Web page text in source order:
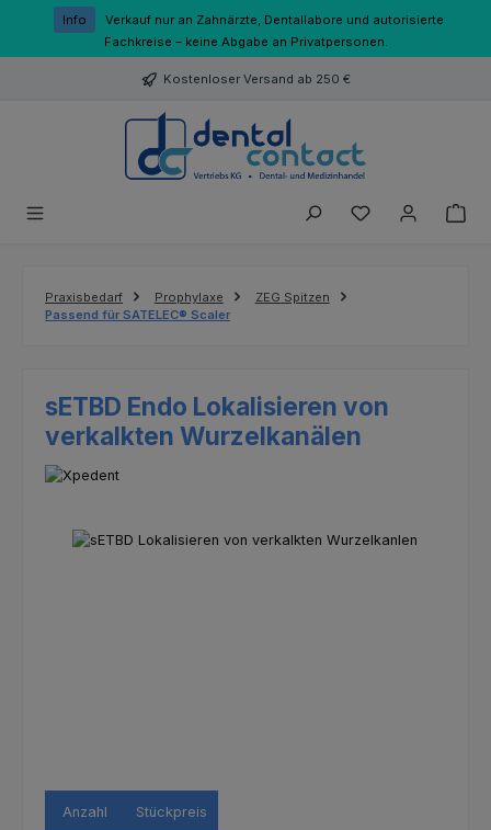
Zum Hauptinhalt springen
Info
Verkauf nur an Zahnärzte, Dentallabore und autorisierte
Fachkreise – keine Abgabe an Privatpersonen.
Kostenloser Versand ab 250 €
Du hast 0
Praxisbedarf Prophylaxe
ZEG Spitzen
Passend für SATELEC® Scaler
sETBD Endo Lokalisieren von
verkalkten Wurzelkanälen
Bildergalerie überspringen
Anzahl Stückpreis